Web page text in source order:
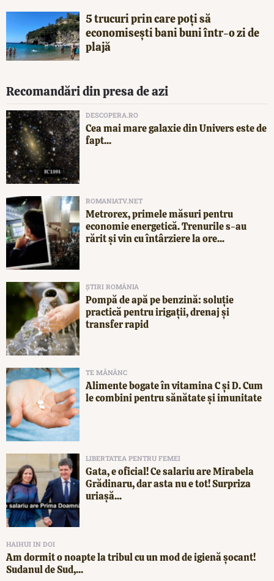
5 trucuri prin care poți să
economisești bani buni într-o zi de
plajă
Recomandări din presa de azi
DESCOPERA.RO
Cea mai mare galaxie din Univers este de
fapt...
ROMANIATV.NET
Metrorex, primele măsuri pentru
economie energetică. Trenurile s-au
rărit și vin cu întârziere la ore...
ȘTIRI ROMÂNIA
Pompă de apă pe benzină: soluție
practică pentru irigații, drenaj și
transfer rapid
TE MĂNÂNC
Alimente bogate în vitamina C și D. Cum
le combini pentru sănătate și imunitate
LIBERTATEA PENTRU FEMEI
Gata, e oficial! Ce salariu are Mirabela
Grădinaru, dar asta nu e tot! Surpriza
uriașă...
HAIHUI IN DOI
Am dormit o noapte la tribul cu un mod de igienă șocant!
Sudanul de Sud,...